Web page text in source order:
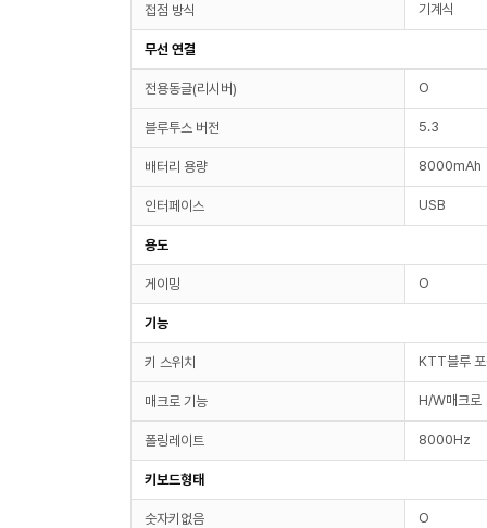
접점 방식 기계식
무선 연결
전용동글(리시버) O
블루투스 버전 5.3
배터리 용량 8000mAh
인터페이스 USB
용도
게이밍 O
기능
키 스위치 KTT블루
매크로 기능 H/W매크로
폴링레이트 8000Hz
키보드형태
숫자키없음 O